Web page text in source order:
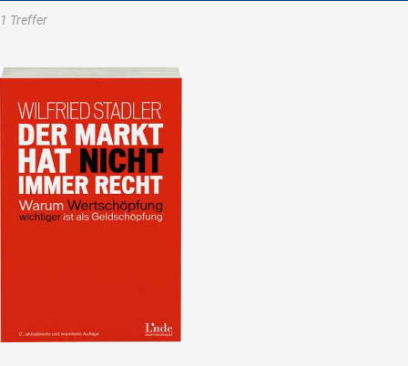
1 Treffer